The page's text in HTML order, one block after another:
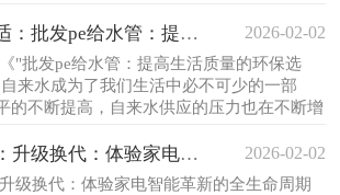
球盟会几点玩合适：批发pe给水管：提高生 2026-02-02
"批发pe给水管：提高生活质量的环保选
来水成为了我们生活中必不可少的一部
的不断提高，自来水供应的压力也在不断增
球盟会出款黑了：升级换代：体验家电智能革 2026-02-02
级换代：体验家电智能革新的全生命周期